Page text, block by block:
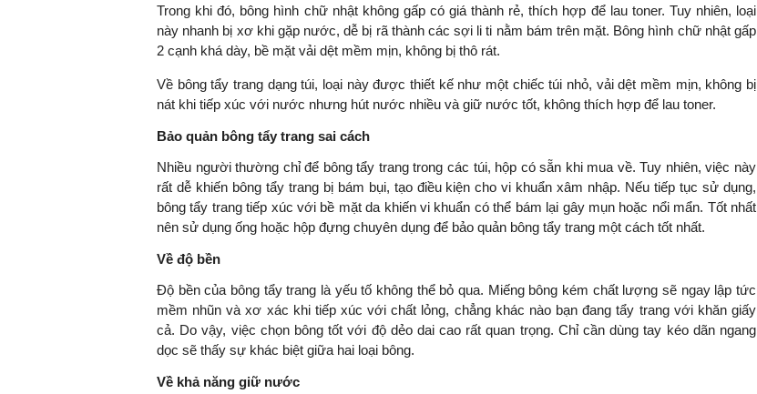
Trong khi đó, bông hình chữ nhật không gấp có giá thành rẻ, thích hợp để lau toner. Tuy nhiên, loại
này nhanh bị xơ khi gặp nước, dễ bị rã thành các sợi li ti nằm bám trên mặt. Bông hình chữ nhật gấp
2 cạnh khá dày, bề mặt vải dệt mềm mịn, không bị thô rát.
Về bông tẩy trang dạng túi, loại này được thiết kế như một chiếc túi nhỏ, vải dệt mềm mịn, không bị
nát khi tiếp xúc với nước nhưng hút nước nhiều và giữ nước tốt, không thích hợp để lau toner.
Bảo quản bông tẩy trang sai cách
Nhiều người thường chỉ để bông tẩy trang trong các túi, hộp có sẵn khi mua về. Tuy nhiên, việc này
rất dễ khiến bông tẩy trang bị bám bụi, tạo điều kiện cho vi khuẩn xâm nhập. Nếu tiếp tục sử dụng,
bông tẩy trang tiếp xúc với bề mặt da khiến vi khuẩn có thể bám lại gây mụn hoặc nổi mẩn. Tốt nhất
nên sử dụng ống hoặc hộp đựng chuyên dụng để bảo quản bông tẩy trang một cách tốt nhất.
Về độ bền
Độ bền của bông tẩy trang là yếu tố không thể bỏ qua. Miếng bông kém chất lượng sẽ ngay lập tức
mềm nhũn và xơ xác khi tiếp xúc với chất lỏng, chẳng khác nào bạn đang tẩy trang với khăn giấy
cả. Do vậy, việc chọn bông tốt với độ dẻo dai cao rất quan trọng. Chỉ cần dùng tay kéo dãn ngang
dọc sẽ thấy sự khác biệt giữa hai loại bông.
Về khả năng giữ nước